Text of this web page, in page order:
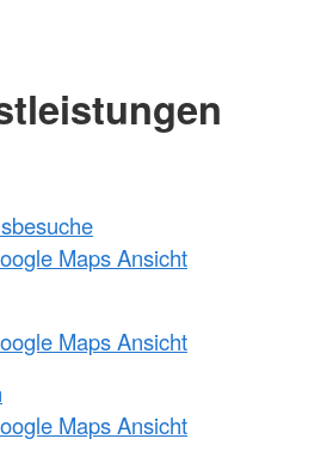
Maps Ansicht
Maps Ansicht
Maps Ansicht